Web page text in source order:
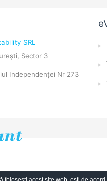
SRL
Sector 3
Independenței Nr 273